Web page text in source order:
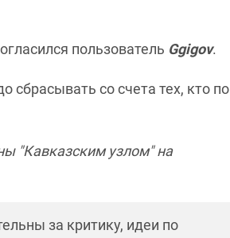
пользователь Ggigov.
со счета тех, кто по
"Кавказским узлом" на
за критику, идеи по